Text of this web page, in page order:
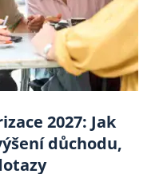
2027: Jak
důchodu,